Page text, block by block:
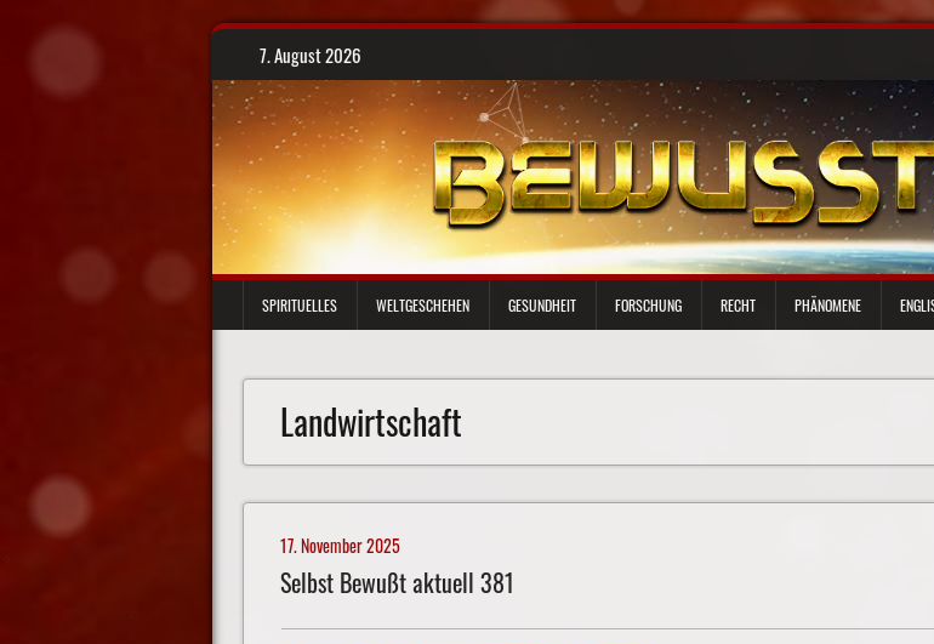
Skip
content
7. August 2026
SPIRITUELLES WELTGESCHEHEN GESUNDHEIT FORSCHUNG RECHT PHÄNOMENE
Landwirtschaft
17. November 2025
Selbst Bewußt aktuell 381